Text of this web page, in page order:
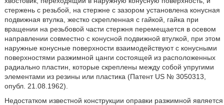
стержень с резьбой, на стержне с зазором установлена конусная
подвижная втулка, жестко скрепленная с гайкой, гайка при
вращении на резьбовой части стержня перемещается в осевом
направлении совместно с конусной подвижной втулкой, при этом
наружные конусные поверхности взаимодействуют с конусными
поверхностями разжимной цанги состоящей из расположенных
радиально пластин, которые скреплены между собой упругими
элементами из резины или пластика (Патент US № 3050313,
опубл. 21.08.1962).
Недостатком известной конструкции оправки разжимной является